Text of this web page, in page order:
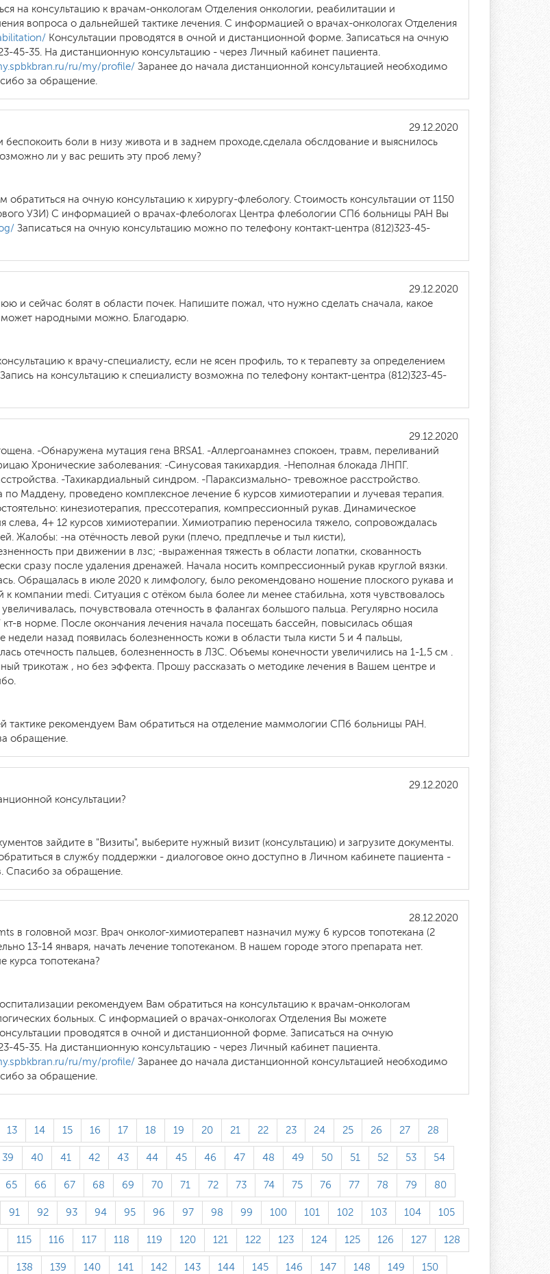
на консультацию к врачам-онкологам Отделения онкологии, реабилитации и
вопроса о дальнейшей тактике лечения. С информацией о врачах-онкологах Отделения
Консультации проводятся в очной и дистанционной форме. Записаться на очную
45-35. На дистанционную консультацию - через Личный кабинет пациента.
ru/my/profile/ Заранее до начала дистанционной консультацией необходимо
за обращение.
29.12.2020
боли в низу живота и в заднем проходе,сделала обслдование и выяснилось
ли у вас решить эту проб лему?
на очную консультацию к хирургу-флебологу. Стоимость консультации от 1150
УЗИ) С информацией о врачах-флебологах Центра флебологии СПб больницы РАН Вы
Записаться на очную консультацию можно по телефону контакт-центра (812)323-45-
29.12.2020
и сейчас болят в области почек. Напишите пожал, что нужно сделать сначала, какое
может народными можно. Благодарю.
к врачу-специалисту, если не ясен профиль, то к терапевту за определением
на консультацию к специалисту возможна по телефону контакт-центра (812)323-45-
29.12.2020
-Обнаружена мутация гена BRSA1. -Аллергоанамнез спокоен, травм, переливаний
Хронические заболевания: -Синусовая такихардия. -Неполная блокада ЛНПГ.
-Тахикардиальный синдром. -Параксизмально- тревожное расстройство.
Маддену, проведено комплексное лечение 6 курсов химиотерапии и лучевая терапия.
кинезиотерапия, прессотерапия, компрессионный рукав. Динамическое
слева, 4+ 12 курсов химиотерапии. Химиотрапию переносила тяжело, сопровождалась
Жалобы: -на отёчность левой руки (плечо, предплечье и тыл кисти),
при движении в лзс; -выраженная тяжесть в области лопатки, скованность
сразу после удаления дренажей. Начала носить компрессионный рукав круглой вязки.
Обращалась в июле 2020 к лимфологу, было рекомендовано ношение плоского рукава и
компании medi. Ситуация с отёком была более ли менее стабильна, хотя чувствовалось
почувствовала отечность в фалангах большого пальца. Регулярно носила
кт-в норме. После окончания лечения начала посещать бассейн, повысилась общая
недели назад появилась болезненность кожи в области тыла кисти 5 и 4 пальцы,
отечность пальцев, болезненность в ЛЗС. Объемы конечности увеличились на 1-1,5 см .
трикотаж , но без эффекта. Прошу рассказать о методике лечения в Вашем центре и
тактике рекомендуем Вам обратиться на отделение маммологии СПб больницы РАН.
обращение.
29.12.2020
консультации?
зайдите в "Визиты", выберите нужный визит (консультацию) и загрузите документы.
в службу поддержки - диалоговое окно доступно в Личном кабинете пациента -
Спасибо за обращение.
28.12.2020
в головной мозг. Врач онколог-химиотерапевт назначил мужу 6 курсов топотекана (2
13-14 января, начать лечение топотеканом. В нашем городе этого препарата нет.
топотекана?
рекомендуем Вам обратиться на консультацию к врачам-онкологам
больных. С информацией о врачах-онкологах Отделения Вы можете
проводятся в очной и дистанционной форме. Записаться на очную
45-35. На дистанционную консультацию - через Личный кабинет пациента.
ru/my/profile/ Заранее до начала дистанционной консультацией необходимо
за обращение.
13 14 15 16 17 18 19 20 21 22 23 24 25 26 27 28
39 40 41 42 43 44 45 46 47 48 49 50 51 52 53 54
65 66 67 68 69 70 71 72 73 74 75 76 77 78 79 80
91 92 93 94 95 96 97 98 99 100 101 102 103 104 105
115 116 117 118 119 120 121 122 123 124 125 126 127 128
138 139 140 141 142 143 144 145 146 147 148 149 150